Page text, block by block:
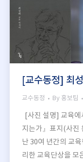
[교수동정] 최
교수동정 By 홍보팀
[사진 설명] 교육에
지는가』표지(사진
난 30여 년간의 교
리한 교육단상을 모